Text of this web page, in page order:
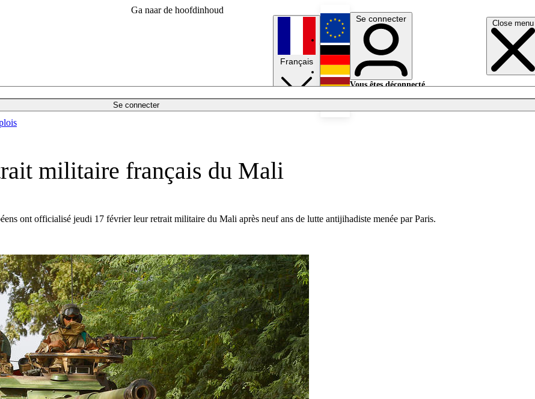
Ga naar de hoofdinhoud
Close menu
Se connecter
Français
English
Deutsch
Se connecter
Vous êtes déconnecté.
militaire français du Mali
ont officialisé jeudi 17 février leur retrait militaire du Mali après neuf ans de lutte antijihadiste menée par Paris.